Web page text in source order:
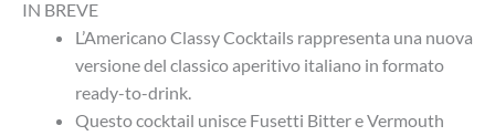
IN BREVE
L’Americano Classy Cocktails rappresenta una nuova
versione del classico aperitivo italiano in formato
ready-to-drink.
Questo cocktail unisce Fusetti Bitter e Vermouth